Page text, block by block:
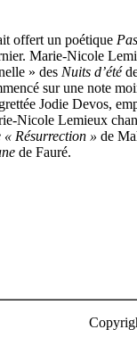
offert un poétique
Marie‑Nicole
» des Nuits d’été
sur une note
Jodie Devos,
Lemieux
« Résurrection » de
de Fauré.